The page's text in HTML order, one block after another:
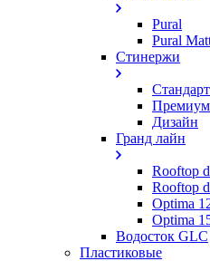
Pural
Pural
Стинержи
Стандарт
Премиум
Дизайн
Гранд лайн
Rooftop
Rooftop
Optima
Optima
Водосток GLC
Пластиковые